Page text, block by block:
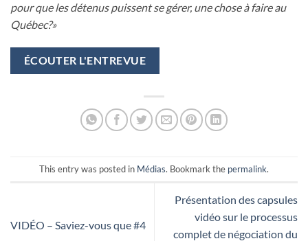
pourque les détenus puissent se gérer, une chose à faire au
Québec?»
ÉCOUTER L'ENTREVUE
This entry was posted in Médias. Bookmark the permalink.
VIDÉO – Saviez-vous que #4
Présentation des capsules
vidéo sur le processus
complet de négociation du